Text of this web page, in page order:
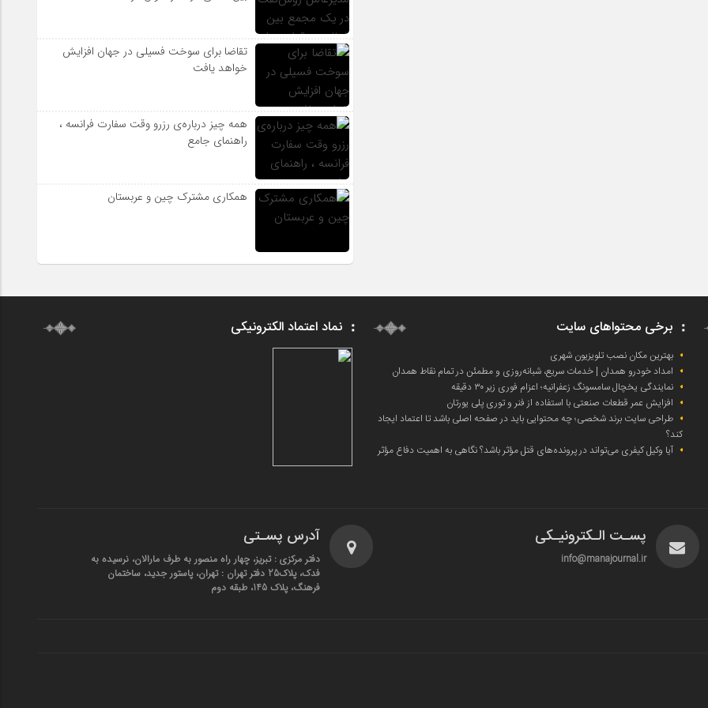
تقاضا برای سوخت فسیلی در جهان افزایش
خواهد یافت
همه چیز درباره‌ی رزرو وقت سفارت فرانسه ،
راهنمای جامع
همکاری مشترک چین و عربستان
برخی محتواهای سایت
بهترین مکان نصب تلویزیون شهری
امداد خودرو همدان | خدمات سریع، شبانه‌روزی و مطمئن در تمام نقاط همدان
نمایندگی یخچال سامسونگ زعفرانیه؛ اعزام فوری زیر ۳۰ دقیقه
افزایش عمر قطعات صنعتی با استفاده از فنر و توری پلی یورتان
طراحی سایت برند شخصی؛ چه محتوایی باید در صفحه اصلی باشد تا اعتماد ایجاد
کند؟
آیا وکیل کیفری می‌تواند در پرونده‌های قتل مؤثر باشد؟ نگاهی به اهمیت دفاع مؤثر
نماد اعتماد الکترونیکی
پسـت الـکترونیـکی
info@manajournal.ir
آدرس پسـتی
دفتر مرکزی : تبریز، چهار راه منصور به طرف مارالان، نرسیده به
فدک، پلاک25 دفتر تهران : تهران، پاستور جدید، ساختمان
فرهنگ، پلاک 145، طبقه دوم